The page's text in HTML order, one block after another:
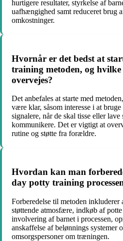
hurtigere resultater, styrkelse af
uafhængighed samt reduceret brug
omkostninger.
Hvornår er det bedst at
training metoden, og
overvejes?
Det anbefales at starte med
være klar, såsom interesse i at
signalere, når de skal tisse eller
kommunikere. Det er vigtigt at
rutine og støtte fra forældre.
Hvordan kan man
day potty training
Forberedelse til metoden inkluderer
støttende atmosfære, indkøb af
involvering af barnet i processen,
anskaffelse af belønnings systemer
omsorgspersoner om træningen.